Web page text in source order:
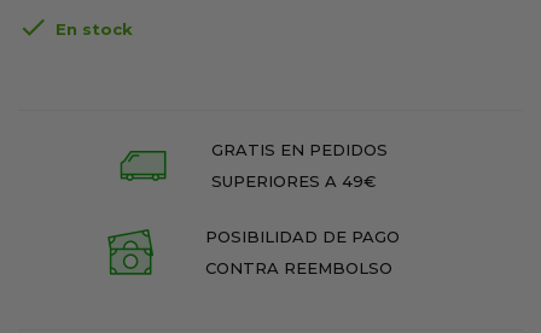
 En stock
GRATIS EN PEDIDOS
SUPERIORES A 49€
POSIBILIDAD DE PAGO
CONTRA REEMBOLSO